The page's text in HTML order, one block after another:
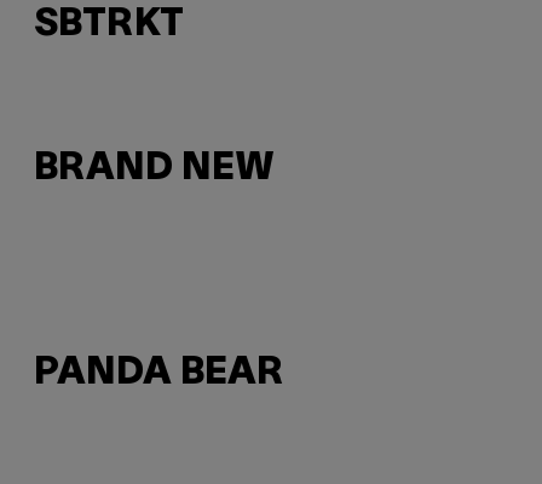
SBTRKT
BRAND NEW
PANDA BEAR